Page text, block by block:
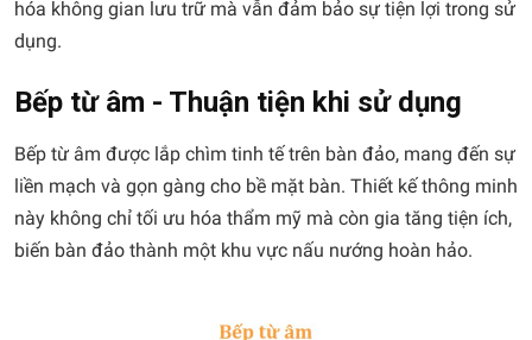
hóa không gian lưu trữ mà vẫn đảm bảo sự tiện lợi trong sử
dụng.
Bếp từ âm - Thuận tiện khi sử dụng
Bếp từ âm được lắp chìm tinh tế trên bàn đảo, mang đến sự
liền mạch và gọn gàng cho bề mặt bàn. Thiết kế thông minh
này không chỉ tối ưu hóa thẩm mỹ mà còn gia tăng tiện ích,
biến bàn đảo thành một khu vực nấu nướng hoàn hảo.